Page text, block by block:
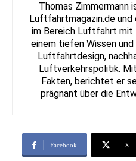
Thomas Zimmermann
Luftfahrtmagazin.de und
im Bereich Luftfahrt mit
einem tiefen Wissen
Luftfahrtdesign,
Luftverkehrspolitik.
Fakten, berichtet er
prägnant über die
Facebook X